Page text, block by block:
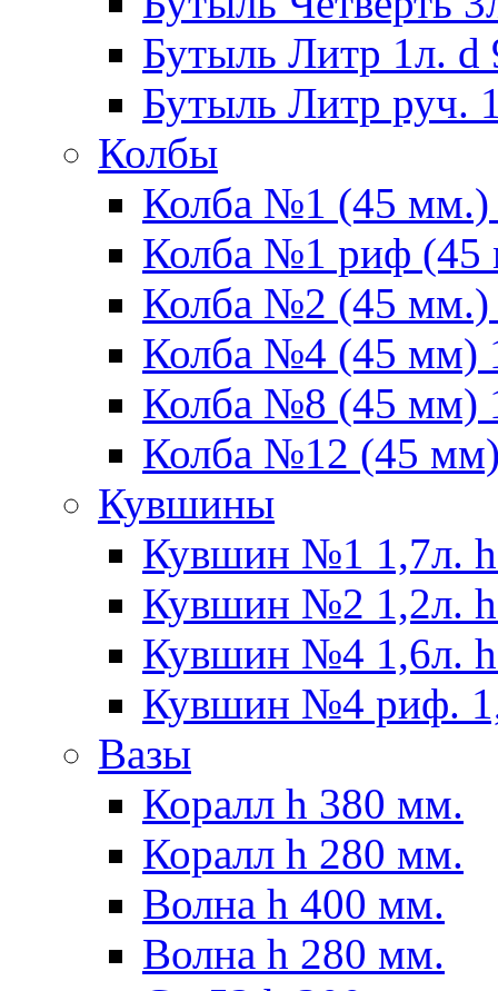
Бутыль Литр 1л.
Бутыль Литр руч.
Колбы
Колба №1 (45 мм.)
Колба №1 риф (45
Колба №2 (45 мм.)
Колба №4 (45 мм)
Колба №8 (45 мм)
Колба №12 (45
Кувшины
Кувшин №1 1,7л.
Кувшин №2 1,2л.
Кувшин №4 1,6л.
Кувшин №4 риф.
Вазы
Коралл h 380 мм.
Коралл h 280 мм.
Волна h 400 мм.
Волна h 280 мм.